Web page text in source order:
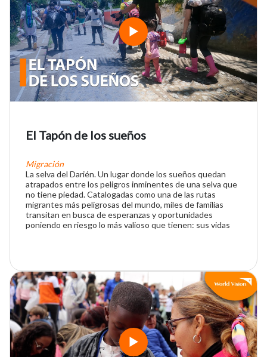
El Tapón de los sueños
Migración
La selva del Darién. Un lugar donde los sueños quedan
atrapados entre los peligros inminentes de una selva que
no tiene piedad. Catalogadas como una de las rutas
migrantes más peligrosas del mundo, miles de familias
transitan en busca de esperanzas y oportunidades
poniendo en riesgo lo más valioso que tienen: sus vidas